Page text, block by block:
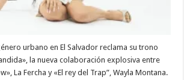
«Bandida»
urbano en El Salvador reclama su trono
la nueva colaboración explosiva entre
La Fercha y «El rey del Trap”, Wayla Montana.